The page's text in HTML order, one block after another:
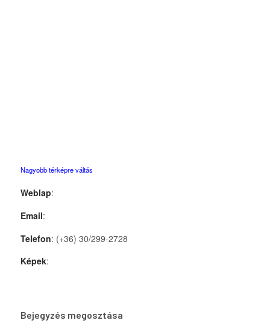
Nagyobb térképre váltás
Weblap:
Email:
Telefon: (+36) 30/299-2728
Képek:
Bejegyzés megosztása